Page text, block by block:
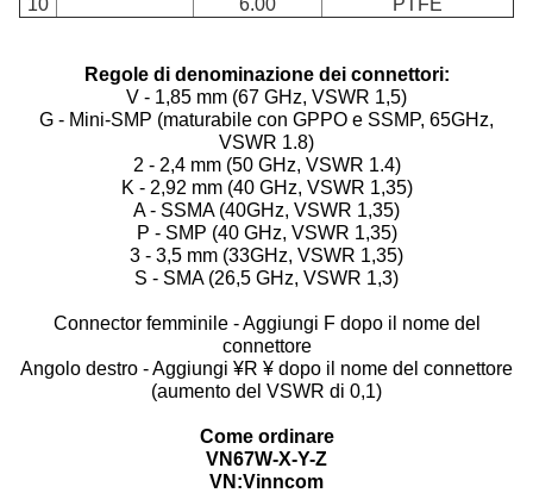
10
6.00 PTFE
Regole di denominazione dei connettori:
V - 1,85 mm (67 GHz, VSWR 1,5)
G - Mini-SMP (maturabile con GPPO e SSMP, 65GHz,
VSWR 1.8)
2 - 2,4 mm (50 GHz, VSWR 1.4)
K - 2,92 mm (40 GHz, VSWR 1,35)
A - SSMA (40GHz, VSWR 1,35)
P - SMP (40 GHz, VSWR 1,35)
3 - 3,5 mm (33GHz, VSWR 1,35)
S - SMA (26,5 GHz, VSWR 1,3)
Connector femminile - Aggiungi F dopo il nome del
connettore
Angolo destro - Aggiungi ¥R ¥ dopo il nome del connettore
(aumento del VSWR di 0,1)
Come ordinare
VN67W-X-Y-Z
VN:Vinncom